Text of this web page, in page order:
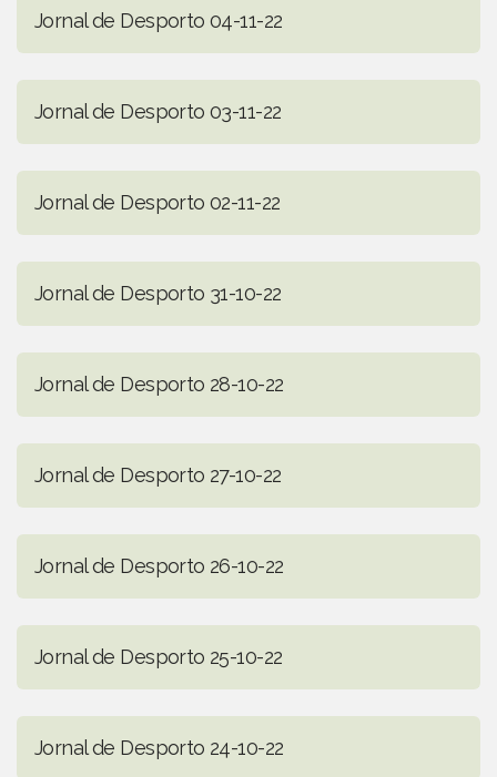
Jornal de Desporto 04-11-22
Jornal de Desporto 03-11-22
Jornal de Desporto 02-11-22
Jornal de Desporto 31-10-22
Jornal de Desporto 28-10-22
Jornal de Desporto 27-10-22
Jornal de Desporto 26-10-22
Jornal de Desporto 25-10-22
Jornal de Desporto 24-10-22